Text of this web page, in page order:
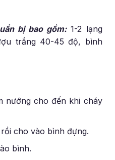
bị bao gồm:1-2 lạng
trắng 40-45 độ, bình
nướng cho đến khi cháy
cho vào bình đựng.
bình.